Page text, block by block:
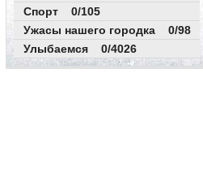
Спорт 0/105
Ужасы нашего городка 0/98
Улыбаемся 0/4026